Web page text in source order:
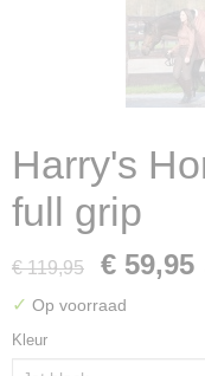
Harry's
full grip
€ 119,95 € 59,95
✓ Op voorraad
Kleur